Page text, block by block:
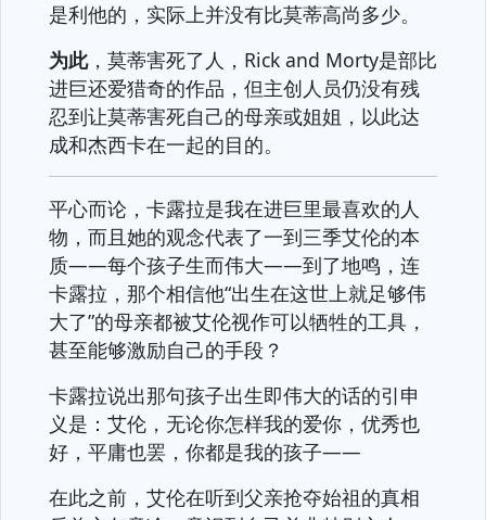
是利他的，实际上并没有比莫蒂高尚多少。
为此，莫蒂害死了人，Rick and Morty是部比
进巨还爱猎奇的作品，但主创人员仍没有残
忍到让莫蒂害死自己的母亲或姐姐，以此达
成和杰西卡在一起的目的。
平心而论，卡露拉是我在进巨里最喜欢的人
物，而且她的观念代表了一到三季艾伦的本
质——每个孩子生而伟大——到了地鸣，连
卡露拉，那个相信他“出生在这世上就足够伟
大了”的母亲都被艾伦视作可以牺牲的工具，
甚至能够激励自己的手段？
卡露拉说出那句孩子出生即伟大的话的引申
义是：艾伦，无论你怎样我的爱你，优秀也
好，平庸也罢，你都是我的孩子——
在此之前，艾伦在听到父亲抢夺始祖的真相